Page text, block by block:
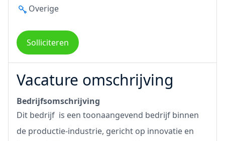
Overige
Solliciteren
Vacature omschrijving
Bedrijfsomschrijving
Dit bedrijf is een toonaangevend bedrijf binnen
de productie-industrie, gericht op innovatie en